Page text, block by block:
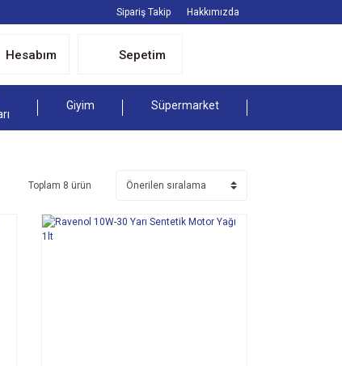
Sipariş Takip Hakkımızda
Hesabım Sepetim
Giyim Süpermarket
Toplam 8 ürün